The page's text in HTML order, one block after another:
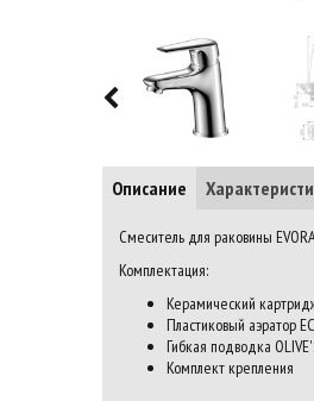
Описание
Смеситель для раковины
Комплектация:
Керамический
Пластиковый аэратор
Гибкая подводка
Комплект крепления